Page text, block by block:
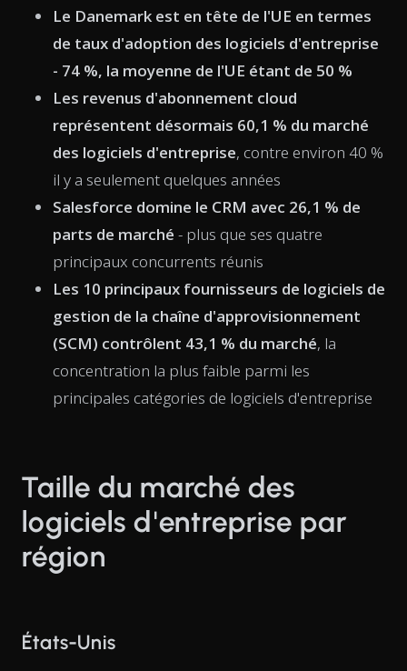
Le Danemark est en tête de l'UE en termes
de taux d'adoption des logiciels d'entreprise
- 74 %, la moyenne de l'UE étant de 50 %
Les revenus d'abonnement cloud
représentent désormais 60,1 % du marché
des logiciels d'entreprise, contre environ 40 %
il y a seulement quelques années
Salesforce domine le CRM avec 26,1 % de
parts de marché - plus que ses quatre
principaux concurrents réunis
Les 10 principaux fournisseurs de logiciels de
gestion de la chaîne d'approvisionnement
(SCM) contrôlent 43,1 % du marché, la
concentration la plus faible parmi les
principales catégories de logiciels d'entreprise
Taille du marché des
logiciels d'entreprise par
région
États-Unis